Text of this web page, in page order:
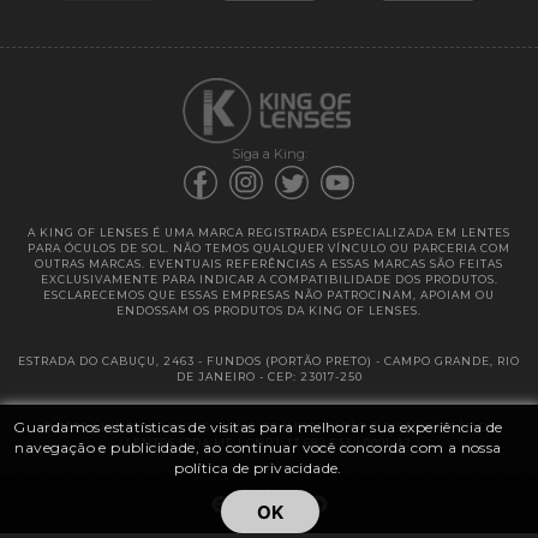
Guardamos estatísticas de visitas para melhorar sua experiência de
navegação e publicidade, ao continuar você concorda com a nossa
política de privacidade.
OK
Siga a King:
A KING OF LENSES É UMA MARCA REGISTRADA ESPECIALIZADA EM LENTES
PARA ÓCULOS DE SOL. NÃO TEMOS QUALQUER VÍNCULO OU PARCERIA COM
OUTRAS MARCAS. EVENTUAIS REFERÊNCIAS A ESSAS MARCAS SÃO FEITAS
EXCLUSIVAMENTE PARA INDICAR A COMPATIBILIDADE DOS PRODUTOS.
ESCLARECEMOS QUE ESSAS EMPRESAS NÃO PATROCINAM, APOIAM OU
ENDOSSAM OS PRODUTOS DA KING OF LENSES.
ESTRADA DO CABUÇU, 2463 - FUNDOS (PORTÃO PRETO) - CAMPO GRANDE, RIO
DE JANEIRO - CEP: 23017-250
@ 2025 | KING OF LENSES - KING OF IMPORTAÇÃO E DISTRIBUIÇÃO DE
LENTES LTDA ME | CNPJ: 13.682.533 / 0001-42